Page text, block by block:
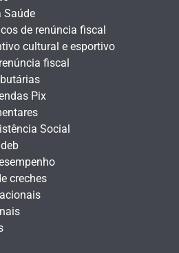
Saúde
de renúncia fiscal
cultural e esportivo
fiscal
Pix
Social
creches